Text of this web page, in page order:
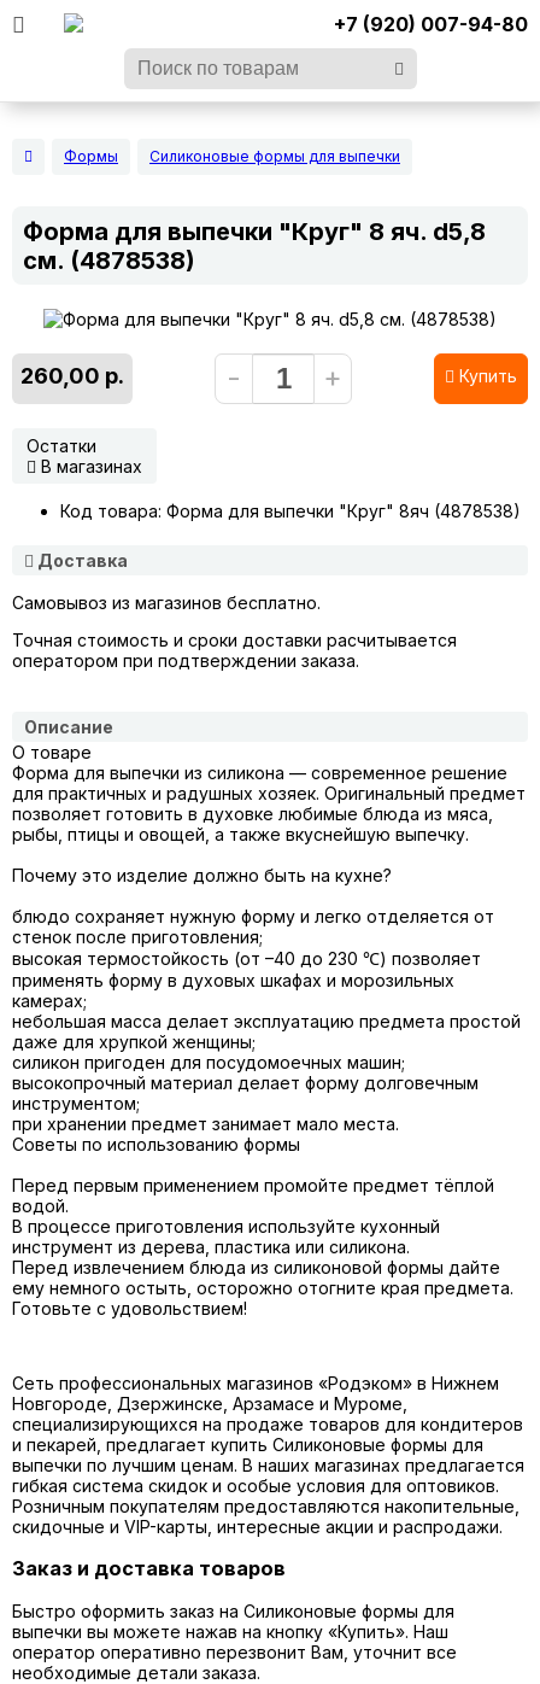
+7 (920) 007-94-80
Формы Силиконовые формы для выпечки
Форма для выпечки "Круг" 8 яч. d5,8
см. (4878538)
260,00 р. - + Купить
Остатки
В магазинах
Код товара: Форма для выпечки "Круг" 8яч (4878538)
Доставка
Самовывоз из магазинов бесплатно.
Точная стоимость и сроки доставки расчитывается
оператором при подтверждении заказа.
Описание
О товаре
Форма для выпечки из силикона — современное решение
для практичных и радушных хозяек. Оригинальный предмет
позволяет готовить в духовке любимые блюда из мяса,
рыбы, птицы и овощей, а также вкуснейшую выпечку.
Почему это изделие должно быть на кухне?
блюдо сохраняет нужную форму и легко отделяется от
стенок после приготовления;
высокая термостойкость (от –40 до 230 ℃) позволяет
применять форму в духовых шкафах и морозильных
камерах;
небольшая масса делает эксплуатацию предмета простой
даже для хрупкой женщины;
силикон пригоден для посудомоечных машин;
высокопрочный материал делает форму долговечным
инструментом;
при хранении предмет занимает мало места.
Советы по использованию формы
Перед первым применением промойте предмет тёплой
водой.
В процессе приготовления используйте кухонный
инструмент из дерева, пластика или силикона.
Перед извлечением блюда из силиконовой формы дайте
ему немного остыть, осторожно отогните края предмета.
Готовьте с удовольствием!
Сеть профессиональных магазинов «Родэком» в Нижнем
Новгороде, Дзержинске, Арзамасе и Муроме,
специализирующихся на продаже товаров для кондитеров
и пекарей, предлагает купить Силиконовые формы для
выпечки по лучшим ценам. В наших магазинах предлагается
гибкая система скидок и особые условия для оптовиков.
Розничным покупателям предоставляются накопительные,
скидочные и VIP-карты, интересные акции и распродажи.
Заказ и доставка товаров
Быстро оформить заказ на Силиконовые формы для
выпечки вы можете нажав на кнопку «Купить». Наш
оператор оперативно перезвонит Вам, уточнит все
необходимые детали заказа.